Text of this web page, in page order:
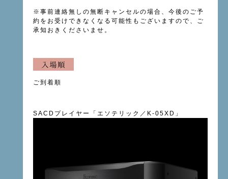
※事前連絡無しの無断キャンセルの場合、今後のご予
約をお受けできなくなる可能性もございますので、ご
承知おきくださいませ。
ご到着順
SACDプレイヤー「 エソテリック／K-05XD 」